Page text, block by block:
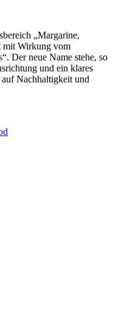
„Margarine,
mit Wirkung vom
Der neue Name stehe, so
und ein klares
Nachhaltigkeit und